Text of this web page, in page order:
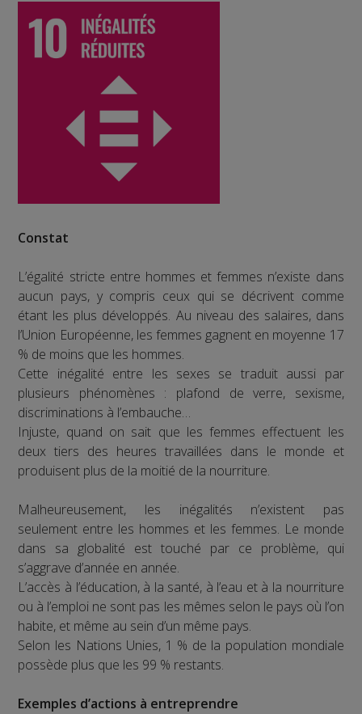
Constat
L’égalité stricte entre hommes et femmes n’existe dans
aucun pays, y compris ceux qui se décrivent comme
étant les plus développés. Au niveau des salaires, dans
l’Union Européenne, les femmes gagnent en moyenne 17
% de moins que les hommes.
Cette inégalité entre les sexes se traduit aussi par
plusieurs phénomènes : plafond de verre, sexisme,
discriminations à l’embauche…
Injuste, quand on sait que les femmes effectuent les
deux tiers des heures travaillées dans le monde et
produisent plus de la moitié de la nourriture.
Malheureusement, les inégalités n’existent pas
seulement entre les hommes et les femmes. Le monde
dans sa globalité est touché par ce problème, qui
s’aggrave d’année en année.
L’accès à l’éducation, à la santé, à l’eau et à la nourriture
ou à l’emploi ne sont pas les mêmes selon le pays où l’on
habite, et même au sein d’un même pays.
Selon les Nations Unies, 1 % de la population mondiale
possède plus que les 99 % restants.
Exemples d’actions à entreprendre